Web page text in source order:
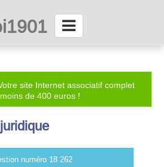
site Internet associatif complet
de 400 euros !
numéro 18 262